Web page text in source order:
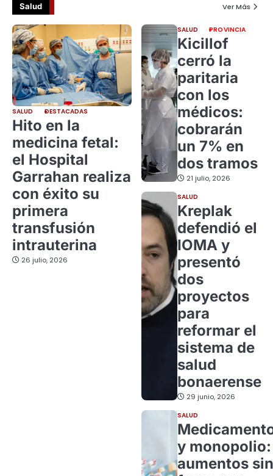
Salud Ver Más
SALUD DESTACADAS
Hito en la
medicina fetal:
el Hospital
Garrahan realiza
con éxito su
primera
transfusión
intrauterina
26 julio, 2026
SALUD PROVINCIA
Kicillof
cerró la
paritaria
con los
médicos:
cobrarán
un 7% en
dos tramos
21 julio, 2026
SALUD
Kreplak
defendió el
IOMA y
presentó
dos
proyectos
para
reformar el
sistema de
salud
bonaerense
29 junio, 2026
SALUD
y monopolio:
aumentos sin